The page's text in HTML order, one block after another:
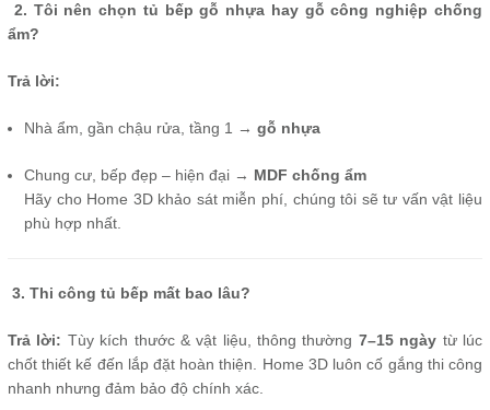
2. Tôi nên chọn tủ bếp gỗ nhựa hay gỗ công nghiệp chống
ẩm?
Trả lời:
Nhà ẩm, gần chậu rửa, tầng 1 → gỗ nhựa
Chung cư, bếp đẹp – hiện đại → MDF chống ẩm
Hãy cho Home 3D khảo sát miễn phí, chúng tôi sẽ tư vấn vật liệu
phù hợp nhất.
3. Thi công tủ bếp mất bao lâu?
Trả lời: Tùy kích thước & vật liệu, thông thường 7–15 ngày từ lúc
chốt thiết kế đến lắp đặt hoàn thiện. Home 3D luôn cố gắng thi công
nhanh nhưng đảm bảo độ chính xác.